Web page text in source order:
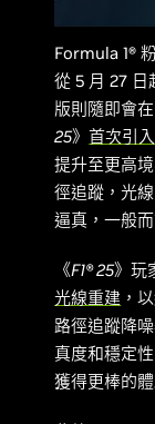
Formula 1®
從 5 月 27
版則隨即會
25》首次引
提升至更高
徑追蹤，光
逼真，一般
《F1® 25》玩
光線重建 ，
路徑追蹤降
真度和穩定
獲得更棒的體